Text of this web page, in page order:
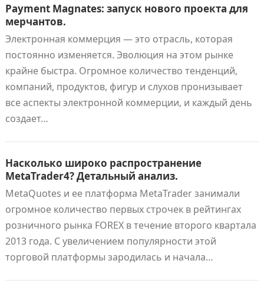
Payment Magnates: запуск нового проекта для
мерчантов.
Электронная коммерция — это отрасль, которая
постоянно изменяется. Эволюция на этом рынке
крайне быстра. Огромное количество тенденций,
компаний, продуктов, фигур и слухов пронизывает
все аспекты электронной коммерции, и каждый день
создает…
Насколько широко распространение
MetaTrader4? Детальный анализ.
MetaQuotes и ее платформа MetaTrader занимали
огромное количество первых строчек в рейтингах
розничного рынка FOREX в течение второго квартала
2013 года. С увеличением популярности этой
торговой платформы зародилась и начала…